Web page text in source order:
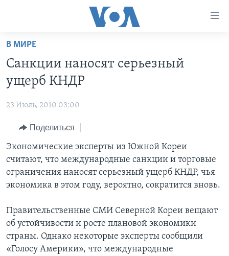
Перейти
основной
контент
Перейти
навигации
Перейти
поиск
ПРОГРАММЫ
НОВОСТИ ЗА МИНУТУ
ИТОГИ
ПОЧЕМУ ЭТО ВАЖНО?
ДИСКУССИЯ VOA
ДЕТАЛИ
АМЕРИКА. БОЛЬШОЕ ПУТЕШЕСТВИЕ
ПРОЕКТЫ
УЧИМ АНГЛИЙСКИЙ
НАША АМЕРИКАНСКАЯ ИСТОРИЯ
А КАК В АМЕРИКЕ?
АРТЕФАКТЫ
АМЕРИКАНСКИЕ ГОРОДКИ
ЭКСПЕРТИЗА
ИНТЕРВЬЮ
ФАКТЫ ПРОТИВ ФЕЙКОВ
ЗА СВОБОДУ ПРЕССЫ
УЧИМ АНГЛИЙСКИЙ
ПОДПИСКА НА НОВОСТИ
Learning English
В МИРЕ
Санкции наносят серьезный
ущерб КНДР
23 Июль, 2010 03:00
Поделиться
Экономические эксперты из Южной Кореи
считают, что международные санкции и торговые
ограничения наносят серьезный ущерб КНДР, чья
экономика в этом году, вероятно, сократится вновь.
Правительственные СМИ Северной Кореи вещают
об устойчивости и росте плановой экономики
страны. Однако некоторые эксперты сообщили
«Голосу Америки», что международные